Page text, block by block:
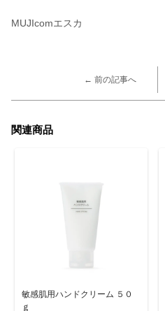
MUJIcomエスカ
← 前の記事へ
関連商品
敏感肌用ハンドクリーム ５０
ｇ